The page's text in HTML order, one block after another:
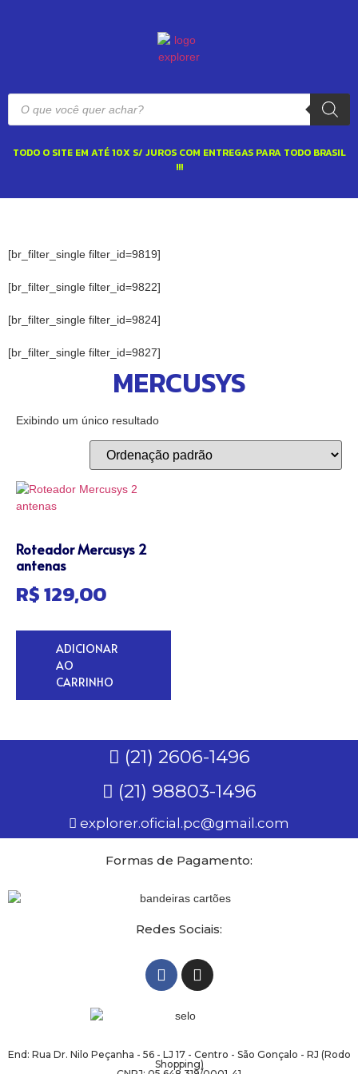
TODO O SITE EM ATÉ 10X S/ JUROS COM ENTREGAS PARA TODO BRASIL
!!!
[br_filter_single filter_id=9819]
[br_filter_single filter_id=9822]
[br_filter_single filter_id=9824]
[br_filter_single filter_id=9827]
MERCUSYS
Exibindo um único resultado
Roteador Mercusys 2
antenas
R$129,00
ADICIONAR
AO
CARRINHO
(21) 2606-1496
(21) 98803-1496
explorer.oficial.pc@gmail.com
Formas de Pagamento:
Redes Sociais:
End: Rua Dr. Nilo Peçanha - 56 - LJ 17 - Centro - São Gonçalo - RJ (Rodo
Shopping)